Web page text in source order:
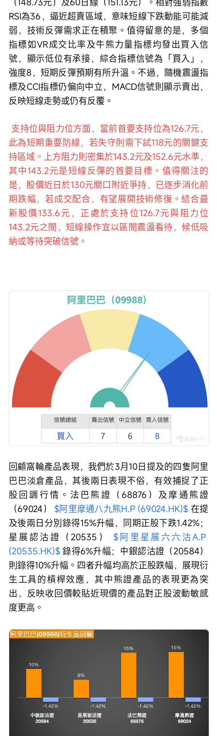
RSI為36，逼近超賣區域，意味短線下跌動能可能減
弱，技術反彈需求正在積聚。值得留意的是，多個
指標如VR成交比率及牛熊力量指標均發出買入信
號，顯示低位有承接，綜合指標信號為「買入」，
強度8，短期反彈預期有所升溫。不過，隨機震盪指
標及CCI指標仍偏向中立，MACD信號則顯示賣出，
反映短線走勢或仍有反覆。
此為短期重要防線，若失守則需下試118元的關鍵支
持區域。上方阻力則密集於143.2元及152.6元水準，
其中143.2元是短線反彈的首要目標。值得關注的
是，股價近日於130元關口附近爭持，已逐步消化前
期跌幅，若成交配合，有望展開技術修復。結合最
新股價133.6元，正處於支持位126.7元與阻力位
143.2元之間，短線操作宜以區間震盪看待，候低吸
納或等待突破信號。
回顧窩輪產品表現，我們於3月10日提及的四隻阿里
巴巴淡倉產品，其後兩日表現不俗，有效捕捉了正
股回調行情。法巴熊證（68876）及摩通熊證
（69024） $阿里摩通八九熊H.P (69024.HK)$ 在提
及後兩日分別錄得15%升幅，同期正股下跌1.42%；
星展認沽證（20535） $阿里星展六六沽A.P
(20535.HK)$ 錄得6%升幅；中銀認沽證（20584）
則錄得10%升幅。四者升幅均高於正股跌幅，展現衍
生工具的槓桿效應，其中熊證產品的表現更為突
出，反映收回價較貼近現價的產品對正股波動敏感
度更高。